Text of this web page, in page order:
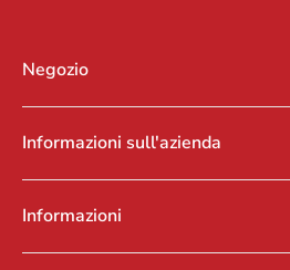
Negozio
Informazioni sull'azienda
Informazioni